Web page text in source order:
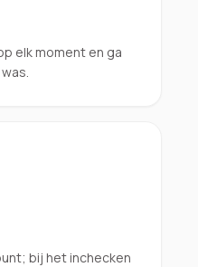
elk moment en ga
bij het inchecken